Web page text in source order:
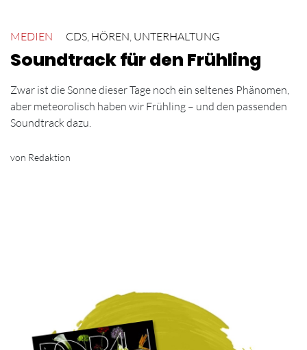
MEDIEN CDS, HÖREN, UNTERHALTUNG
Soundtrack für den Frühling
Zwar ist die Sonne dieser Tage noch ein seltenes Phänomen,
aber meteorolisch haben wir Frühling – und den passenden
Soundtrack dazu.
von Redaktion